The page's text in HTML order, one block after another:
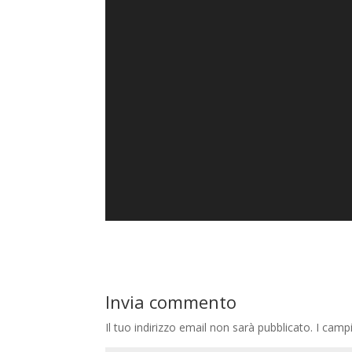
Invia commento
Il tuo indirizzo email non sarà pubblicato. I